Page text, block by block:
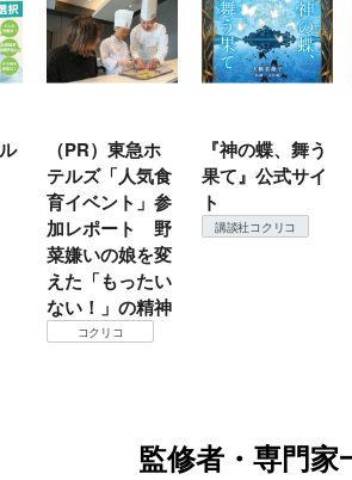
（PR）東急ホ
テルズ「人気食
育イベント」参
加レポート 野
菜嫌いの娘を変
えた「もったい
ない！」の精神
コクリコ
『神の蝶、舞う
果て』公式サイ
ト
講談社コクリコ
監修者・専門家